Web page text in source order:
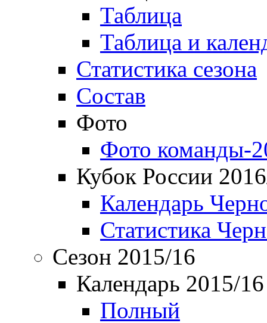
Таблица
Таблица и
Статистика сезона
Состав
Фото
Фото команды-
Кубок России
Календарь
Статистика
Сезон 2015/16
Календарь 2015/16
Полный